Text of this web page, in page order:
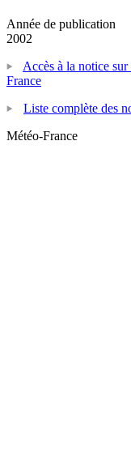
Année de publication
2002
Accès à la notice
France
Liste complète des
Météo-France